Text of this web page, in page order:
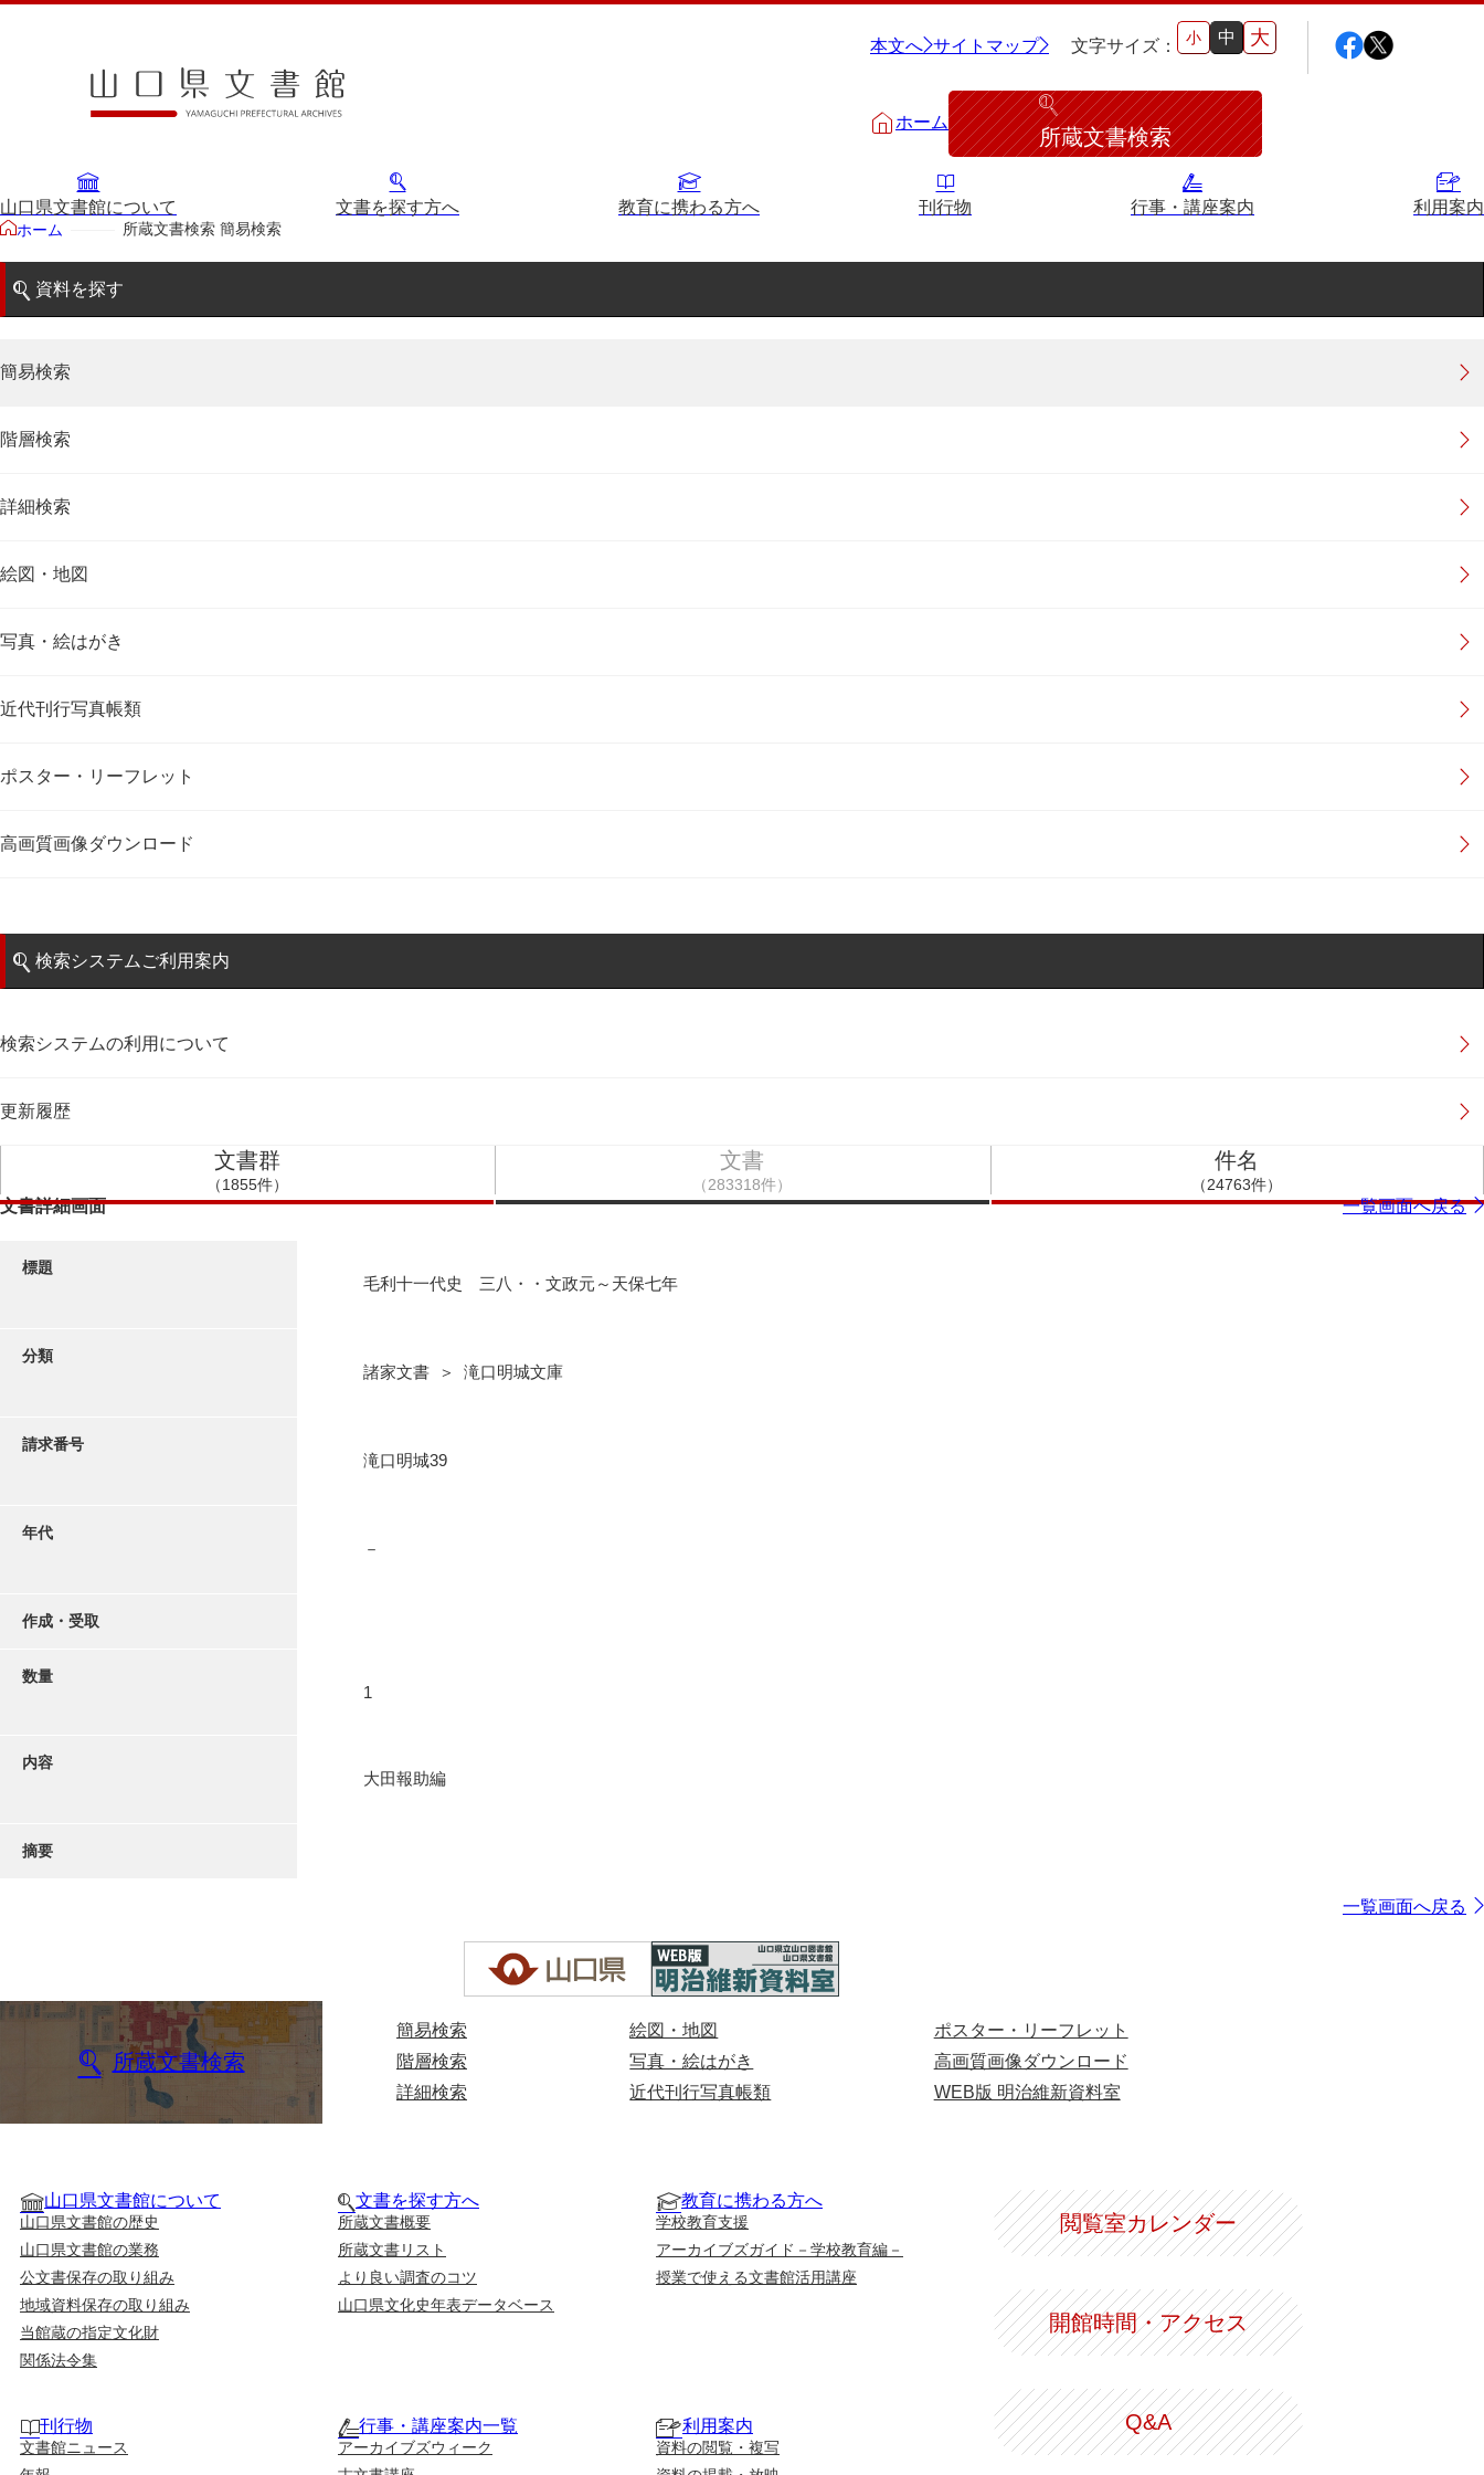
本文へ サイトマップ 文字サイズ： 小 中 大
ホーム
所蔵文書検索
山口県文書館について 文書を探す方へ 教育に携わる方へ 刊行物 行事・講座案内 利用案内
ホーム 所蔵文書検索 簡易検索
資料を探す
簡易検索
階層検索
詳細検索
絵図・地図
写真・絵はがき
近代刊行写真帳類
ポスター・リーフレット
高画質画像ダウンロード
検索システムご利用案内
検索システムの利用について
更新履歴
文書群
（1855件）
文書
（283318件）
件名
（24763件）
文書詳細画面 一覧画面へ戻る
標題
毛利十一代史 三八・・文政元～天保七年
分類
諸家文書 ＞ 滝口明城文庫
請求番号
滝口明城39
年代
－
作成・受取
数量
1
内容
大田報助編
摘要
一覧画面へ戻る
所蔵文書検索
簡易検索
階層検索
詳細検索
絵図・地図
写真・絵はがき
近代刊行写真帳類
ポスター・リーフレット
高画質画像ダウンロード
WEB版 明治維新資料室
山口県文書館について
山口県文書館の歴史
山口県文書館の業務
公文書保存の取り組み
地域資料保存の取り組み
当館蔵の指定文化財
関係法令集
文書を探す方へ
所蔵文書概要
所蔵文書リスト
より良い調査のコツ
山口県文化史年表データベース
教育に携わる方へ
学校教育支援
アーカイブズガイド－学校教育編－
授業で使える文書館活用講座
刊行物
文書館ニュース
行事・講座案内一覧
アーカイブズウィーク
利用案内
資料の閲覧・複写
閲覧室カレンダー
開館時間・アクセス
Q&A